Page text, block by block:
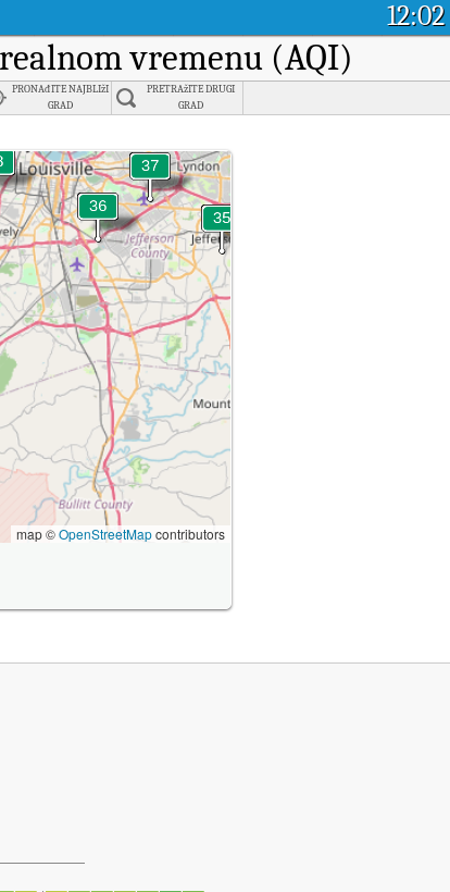
12:02
vremenu (AQI)
PRONAđITE NAJBLIžI
GRAD
PRETRAžITE DRUGI
GRAD
map ©OpenStreetMapcontributors